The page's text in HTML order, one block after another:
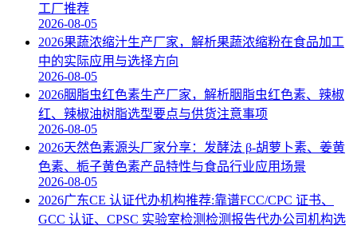
工厂推荐
2026-08-05
2026果蔬浓缩汁生产厂家，解析果蔬浓缩粉在食品加工
中的实际应用与选择方向
2026-08-05
2026胭脂虫红色素生产厂家，解析胭脂虫红色素、辣椒
红、辣椒油树脂选型要点与供货注意事项
2026-08-05
2026天然色素源头厂家分享：发酵法 β‑胡萝卜素、姜黄
色素、栀子黄色素产品特性与食品行业应用场景
2026-08-05
2026广东CE 认证代办机构推荐:靠谱FCC/CPC 证书、
GCC 认证、CPSC 实验室检测检测报告代办公司机构选